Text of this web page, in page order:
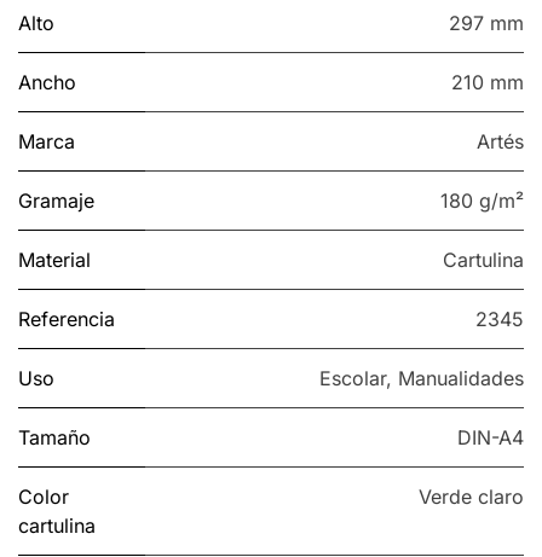
Alto 297 mm
Ancho 210 mm
Marca Artés
Gramaje 180 g/m²
Material Cartulina
Referencia 2345
Uso Escolar, Manualidades
Tamaño DIN-A4
Color
cartulina
Verde claro